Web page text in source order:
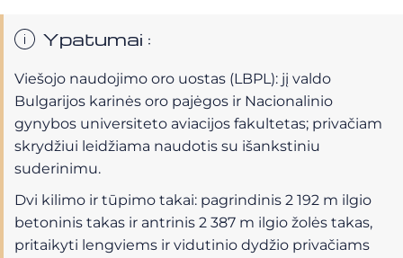
Ypatumai :
Viešojo naudojimo oro uostas (LBPL): jį valdo
Bulgarijos karinės oro pajėgos ir Nacionalinio
gynybos universiteto aviacijos fakultetas; privačiam
skrydžiui leidžiama naudotis su išankstiniu
suderinimu.
Dvi kilimo ir tūpimo takai: pagrindinis 2 192 m ilgio
betoninis takas ir antrinis 2 387 m ilgio žolės takas,
pritaikyti lengviems ir vidutinio dydžio privačiams